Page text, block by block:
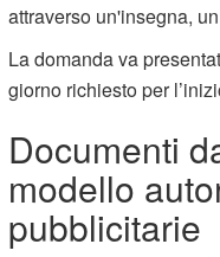
attraverso un'insegna,
La domanda va
giorno richiesto per
Documenti
modello
pubblicitarie